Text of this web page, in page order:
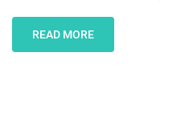
READ MORE